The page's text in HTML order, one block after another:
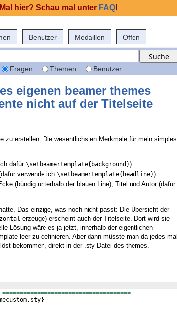
Benutzer Medaillen Offen
Fragen Themen Benutzer
eigenen beamer themes
nicht auf der Titelseite
zu erstellen. Die wesentlichsten Merkmale für mein simples
dafür \setbeamertemplate{background})
verwende ich \setbeamertemplate{headline})
(bündig unterhalb der blauen Line), Titel und Autor (dafür
Das einzige, was noch nicht passt: Die Übersicht der
erzeuge) erscheint auch der Titelseite. Dort wird sie
Lösung wäre es ja jetzt, innerhalb der eigentlichen
leer zu definieren. Aber dann müsste man da jedes mal
bekommen, direkt in der .sty Datei des themes.
}
hier? Schau mal unter FAQ!